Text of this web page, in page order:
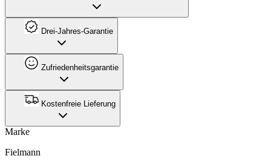
Drei-Jahres-Garantie
Zufriedenheitsgarantie
Kostenfreie Lieferung
Marke
Fielmann